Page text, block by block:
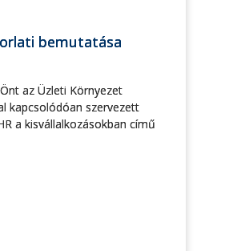
bemutatása
az Üzleti Környezet
kapcsolódóan szervezett
a kisvállalkozásokban című